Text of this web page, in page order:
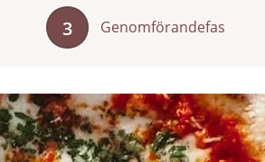
3 Genomförandefas